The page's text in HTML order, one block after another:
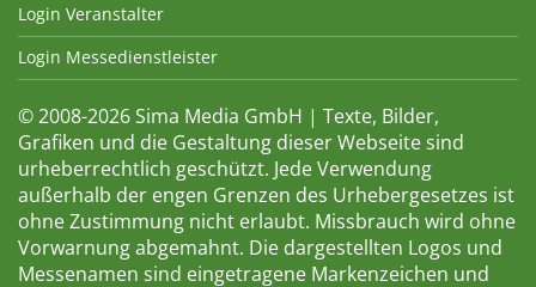
Login Veranstalter
Login Messedienstleister
© 2008-2026 Sima Media GmbH | Texte, Bilder,
Grafiken und die Gestaltung dieser Webseite sind
urheberrechtlich geschützt. Jede Verwendung
außerhalb der engen Grenzen des Urhebergesetzes ist
ohne Zustimmung nicht erlaubt. Missbrauch wird ohne
Vorwarnung abgemahnt. Die dargestellten Logos und
Messenamen sind eingetragene Markenzeichen und